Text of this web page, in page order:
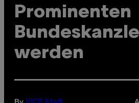
Prominenten
werden
By